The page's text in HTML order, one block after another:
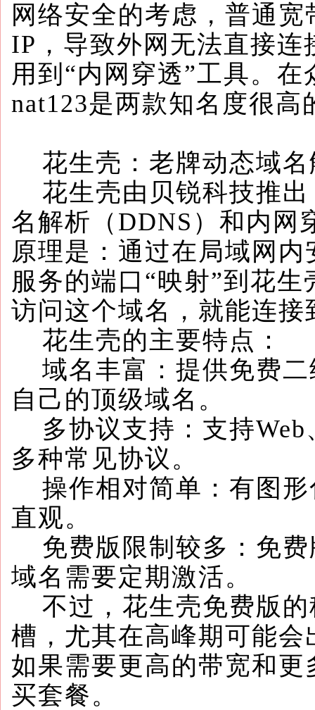
网络安全的考虑，普通
IP，导致外网无法直接
用到“内网穿透”工具。
nat123是两款知名度很高
花生壳：老牌动态域名
花生壳由贝锐科技推出
名解析（DDNS）和内网
原理是：通过在局域网
服务的端口“映射”到花
访问这个域名，就能连接
花生壳的主要特点：
域名丰富：提供免费二
自己的顶级域名。
多协议支持：支持Web
多种常见协议。
操作相对简单：有图形
直观。
免费版限制较多：免费
域名需要定期激活。
不过，花生壳免费版的
槽，尤其在高峰期可能
如果需要更高的带宽和
买套餐。